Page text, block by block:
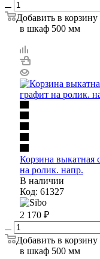
Добавить в корзину
в шкаф 500 мм
Корзина выкатная
на ролик. напр.
В наличии
Код: 61327
2 170 ₽
Добавить в корзину
в шкаф 500 мм